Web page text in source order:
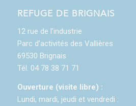
REFUGE DE BRIGNAIS
12 rue de l’industrie
Parc d’activités des Vallières
69530 Brignais
Tél. 04 78 38 71 71
Ouverture (visite libre) :
Lundi, mardi, jeudi et vendredi :